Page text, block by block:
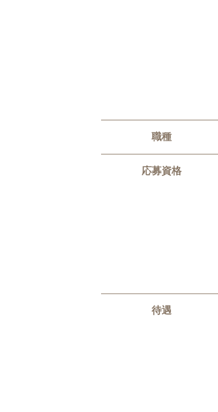
職種
応募資格
待遇